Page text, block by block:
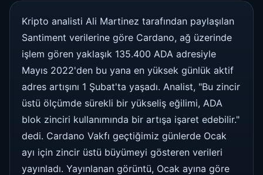
Kripto analisti Ali Martinez tarafından paylaşılan
Santiment verilerine göre Cardano, ağ üzerinde
işlem gören yaklaşık 135.400 ADA adresiyle
Mayıs 2022'den bu yana en yüksek günlük aktif
adres artışını 1 Şubat'ta yaşadı. Analist, "Bu zincir
üstü ölçümde sürekli bir yükseliş eğilimi, ADA
blok zinciri kullanımında bir artışa işaret edebilir."
dedi. Cardano Vakfı geçtiğimiz günlerde Ocak
ayı için zincir üstü büyümeyi gösteren verileri
yayınladı. Yayınlanan görüntü, Ocak ayına göre